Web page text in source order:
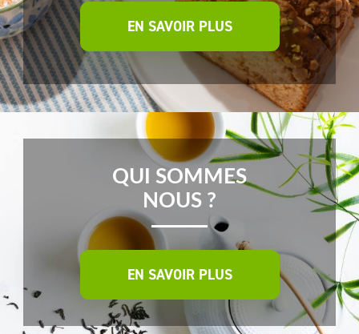
EN SAVOIR PLUS
QUI SOMMES
NOUS ?
EN SAVOIR PLUS